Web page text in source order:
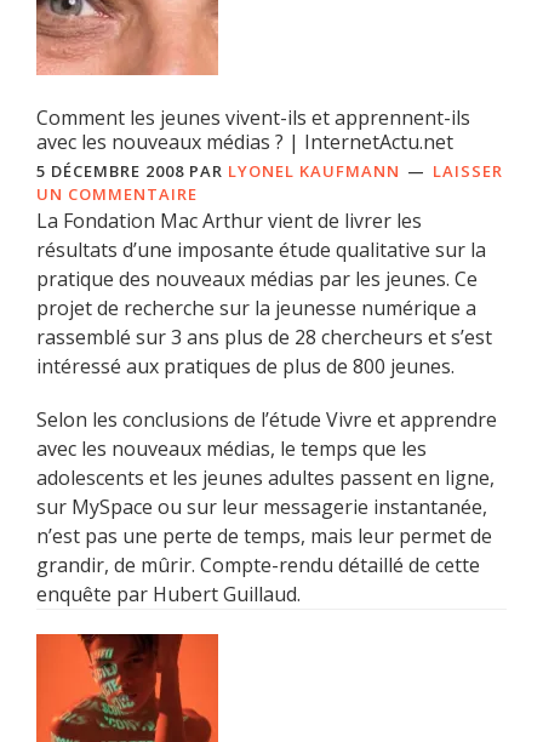
Comment les jeunes vivent-ils et apprennent-ils
avec les nouveaux médias ? | InternetActu.net
5 DÉCEMBRE 2008 PAR LYONEL KAUFMANN
LAISSER
UN COMMENTAIRE
La Fondation Mac Arthur vient de livrer les
résultats d’une imposante étude qualitative sur la
pratique des nouveaux médias par les jeunes. Ce
projet de recherche sur la jeunesse numérique a
rassemblé sur 3 ans plus de 28 chercheurs et s’est
intéressé aux pratiques de plus de 800 jeunes.
Selon les conclusions de l’étude Vivre et apprendre
avec les nouveaux médias, le temps que les
adolescents et les jeunes adultes passent en ligne,
sur MySpace ou sur leur messagerie instantanée,
n’est pas une perte de temps, mais leur permet de
grandir, de mûrir. Compte-rendu détaillé de cette
enquête par Hubert Guillaud.